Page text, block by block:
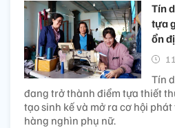
Tín
tựa
ổn
Tín
đang trở thành điểm tựa thiết
tạo sinh kế và mở ra cơ hội
hàng nghìn phụ nữ.